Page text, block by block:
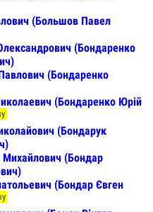
(Большов Павел
(Бондаренко
(Бондаренко
(Бондаренко Юрій
(Бондарук
(Бондар
(Бондар Євген